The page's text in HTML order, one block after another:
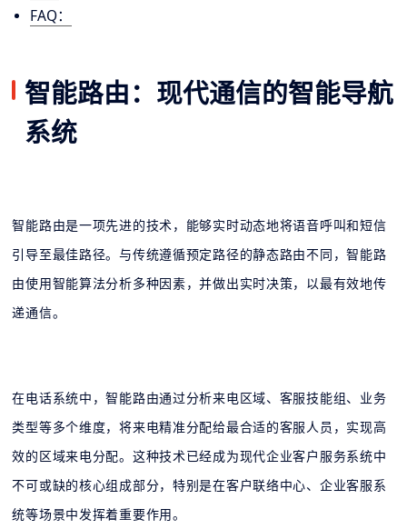
FAQ：
智能路由：现代通信的智能导航
系统
智能路由是一项先进的技术，能够实时动态地将语音呼叫和短信
引导至最佳路径。与传统遵循预定路径的静态路由不同，智能路
由使用智能算法分析多种因素，并做出实时决策，以最有效地传
递通信。
在电话系统中，智能路由通过分析来电区域、客服技能组、业务
类型等多个维度，将来电精准分配给最合适的客服人员，实现高
效的区域来电分配。这种技术已经成为现代企业客户服务系统中
不可或缺的核心组成部分，特别是在客户联络中心、企业客服系
统等场景中发挥着重要作用。